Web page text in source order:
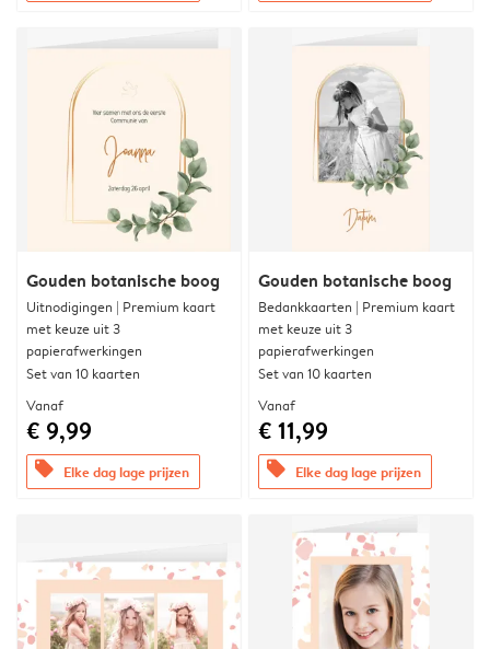
Gouden botanische boog
Uitnodigingen | Premium kaart
met keuze uit 3
papierafwerkingen
Set van 10 kaarten
Vanaf
€ 9,99
offers Elke dag lage prijzen
Gouden botanische boog
Bedankkaarten | Premium kaart
met keuze uit 3
papierafwerkingen
Set van 10 kaarten
Vanaf
€ 11,99
offers Elke dag lage prijzen